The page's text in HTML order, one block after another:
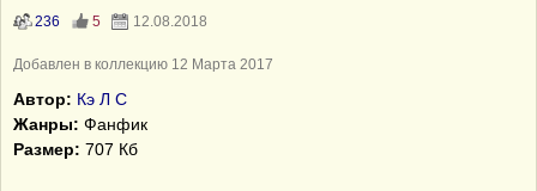
236 5 12.08.2018
Добавлен в коллекцию 12 Марта 2017
Автор: Кэ Л С
Жанры: Фанфик
Размер: 707 Кб